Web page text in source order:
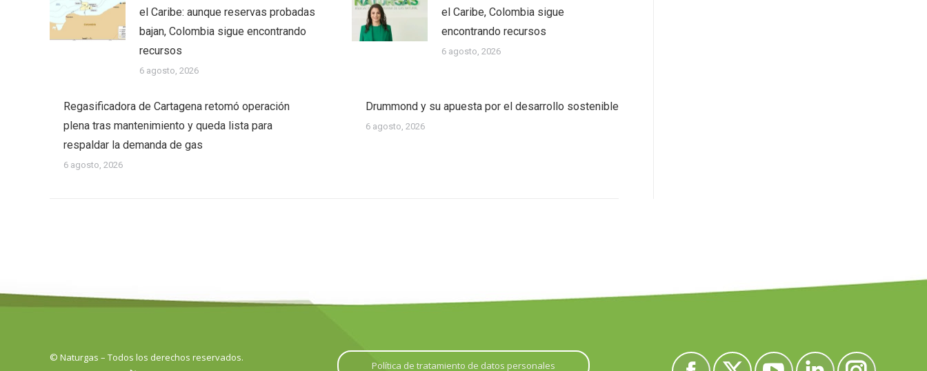
el Caribe: aunque reservas probadas
bajan, Colombia sigue encontrando
recursos
6 agosto, 2026
el Caribe, Colombia sigue
encontrando recursos
6 agosto, 2026
Regasificadora de Cartagena retomó operación
plena tras mantenimiento y queda lista para
respaldar la demanda de gas
6 agosto, 2026
Drummond y su apuesta por el desarrollo sostenible
6 agosto, 2026
© Naturgas – Todos los derechos reservados.
Política de tratamiento de datos personales
Encuéntranos en: